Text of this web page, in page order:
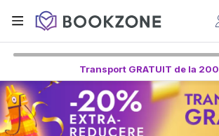
Transport GRATUIT de la